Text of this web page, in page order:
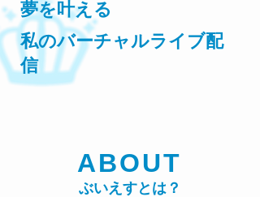
夢を叶える
私のバーチャルライブ配
信
ABOUT
ぶいえすとは？